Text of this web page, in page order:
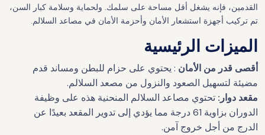
القدمين، فإنه يشغل أقل مساحة على سلمك. ولحماية وسلامة كبار السن،
تم تركيب أجهزة استشعار الأمان وأحزمة الأمان في مصاعد السلالم.
الميزات الرئيسية
أقصى قدر من الأمان : يحتوي على حزام للبطن ومساند قدم
مضيئة لتسهيل الصعود والنزول من مصعد السلالم.
مقعد دوار: تحتوي مصاعد السلالم المنحنية هذه على وظيفة
الدوران بزاوية 61 درجة مما يؤدي إلى تدوير المقعد بعيدًا عن
الدرج من أجل خروج آمن.